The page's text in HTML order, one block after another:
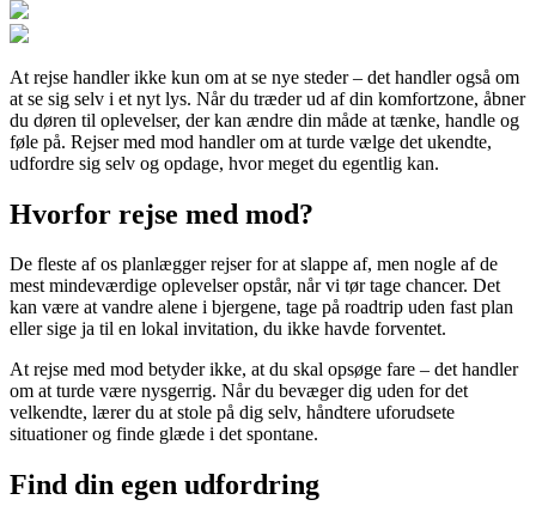
At rejse handler ikke kun om at se nye steder – det handler også om
at se sig selv i et nyt lys. Når du træder ud af din komfortzone, åbner
du døren til oplevelser, der kan ændre din måde at tænke, handle og
føle på. Rejser med mod handler om at turde vælge det ukendte,
udfordre sig selv og opdage, hvor meget du egentlig kan.
Hvorfor rejse med mod?
De fleste af os planlægger rejser for at slappe af, men nogle af de
mest mindeværdige oplevelser opstår, når vi tør tage chancer. Det
kan være at vandre alene i bjergene, tage på roadtrip uden fast plan
eller sige ja til en lokal invitation, du ikke havde forventet.
At rejse med mod betyder ikke, at du skal opsøge fare – det handler
om at turde være nysgerrig. Når du bevæger dig uden for det
velkendte, lærer du at stole på dig selv, håndtere uforudsete
situationer og finde glæde i det spontane.
Find din egen udfordring